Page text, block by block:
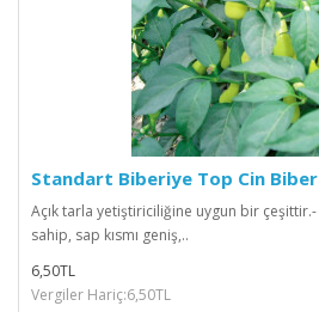
Standart Biberiye Top Cin
Açık tarla yetiştiriciliğine uygun bir çeşittir.-
sahip, sap kısmı geniş,..
6,50TL
Vergiler Hariç:6,50TL